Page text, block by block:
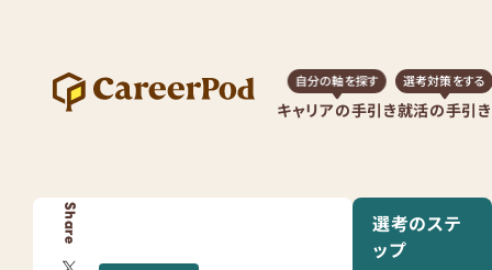
キャリアの手引き
自分の軸を探す
就活の手引き
選考対策をする
Share
選考のステ
ップ